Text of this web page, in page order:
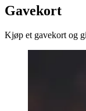
Gavekort
Kjøp et gavekort og